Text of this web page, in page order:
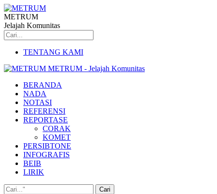
METRUM
Jelajah Komunitas
TENTANG KAMI
METRUM - Jelajah Komunitas
BERANDA
NADA
NOTASI
REFERENSI
REPORTASE
CORAK
KOMET
PERSIBTONE
INFOGRAFIS
BEIB
LIRIK